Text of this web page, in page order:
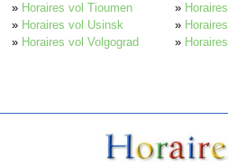
» Horaires vol Tioumen »
» Horaires vol Usinsk »
» Horaires vol Volgograd »